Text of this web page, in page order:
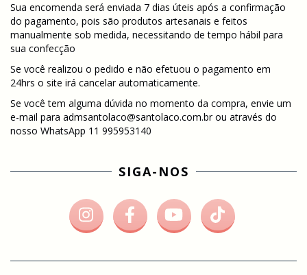
Sua encomenda será enviada 7 dias úteis após a confirmação
do pagamento, pois são produtos artesanais e feitos
manualmente sob medida, necessitando de tempo hábil para
sua confecção
Se você realizou o pedido e não efetuou o pagamento em
24hrs o site irá cancelar automaticamente.
Se você tem alguma dúvida no momento da compra, envie um
e-mail para admsantolaco@santolaco.com.brou através do
nosso WhatsApp 11 995953140
SIGA-NOS